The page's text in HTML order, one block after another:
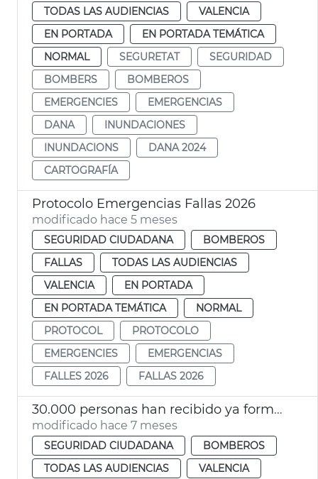
TODAS LAS AUDIENCIAS
VALENCIA
EN PORTADA
EN PORTADA TEMÁTICA
NORMAL
SEGURETAT
SEGURIDAD
BOMBERS
BOMBEROS
EMERGENCIES
EMERGENCIAS
DANA
INUNDACIONES
INUNDACIONS
DANA 2024
CARTOGRAFÍA
Protocolo Emergencias Fallas 2026
modificado hace 5 meses
SEGURIDAD CIUDADANA
BOMBEROS
FALLAS
TODAS LAS AUDIENCIAS
VALENCIA
EN PORTADA
EN PORTADA TEMÁTICA
NORMAL
PROTOCOL
PROTOCOLO
EMERGENCIES
EMERGENCIAS
FALLES 2026
FALLAS 2026
30.000 personas han recibido ya formación en emergencias en València
modificado hace 7 meses
SEGURIDAD CIUDADANA
BOMBEROS
TODAS LAS AUDIENCIAS
VALENCIA